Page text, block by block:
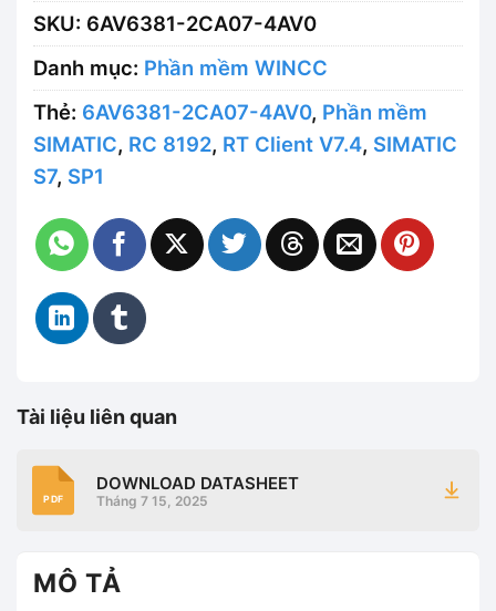
SKU: 6AV6381-2CA07-4AV0
Danh mục: Phần mềm WINCC
Thẻ: 6AV6381-2CA07-4AV0, Phần mềm
SIMATIC, RC 8192, RT Client V7.4, SIMATIC
S7, SP1
Tài liệu liên quan
PDF
DOWNLOAD DATASHEET
Tháng 7 15, 2025
MÔ TẢ